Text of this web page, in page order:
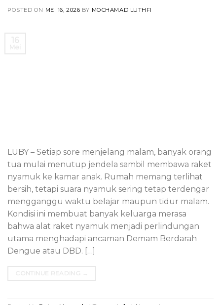
POSTED ON MEI 16, 2026 BY MOCHAMAD LUTHFI
LUBY – Setiap sore menjelang malam, banyak orang
tua mulai menutup jendela sambil membawa raket
nyamuk ke kamar anak. Rumah memang terlihat
bersih, tetapi suara nyamuk sering tetap terdengar
mengganggu waktu belajar maupun tidur malam.
Kondisi ini membuat banyak keluarga merasa
bahwa alat raket nyamuk menjadi perlindungan
utama menghadapi ancaman Demam Berdarah
Dengue atau DBD. […]